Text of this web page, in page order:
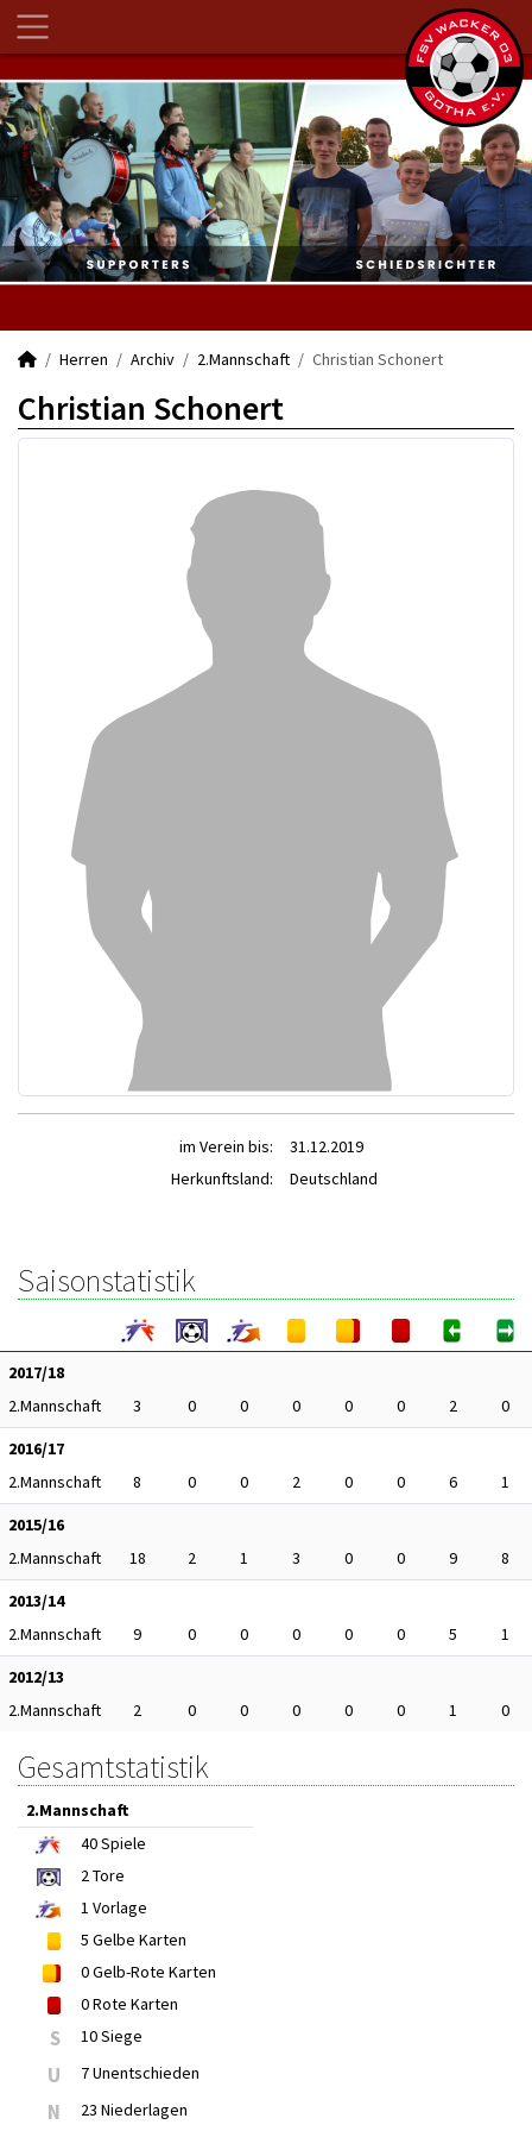
Herren Archiv 2.Mannschaft Christian Schonert
Christian Schonert
im Verein bis:
31.12.2019
Herkunftsland:
Deutschland
Saisonstatistik
2017/18
2.Mannschaft
3 0 0 0 0 0 2
0
2016/17
2.Mannschaft
8 0 0 2 0 0 6
1
2015/16
2.Mannschaft
18 2 1 3 0 0 9
8
2013/14
2.Mannschaft
9 0 0 0 0 0 5
1
2012/13
2.Mannschaft
2 0 0 0 0 0 1 0
Gesamtstatistik
2.Mannschaft
40Spiele
2Tore
1 Vorlage
5 Gelbe Karten
0Gelb-Rote Karten
0Rote Karten
S 10 Siege
U 7 Unentschieden
N 23 Niederlagen